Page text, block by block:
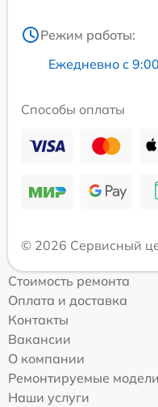
Режим работы:
Ежедневно с
Способы оплаты
© 2026 Сервисный
Стоимость ремонта
Оплата и доставка
Контакты
Вакансии
О компании
Ремонтируемые модели
Наши услуги